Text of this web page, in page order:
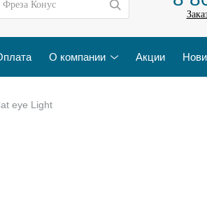
О компании Акции
eye Light